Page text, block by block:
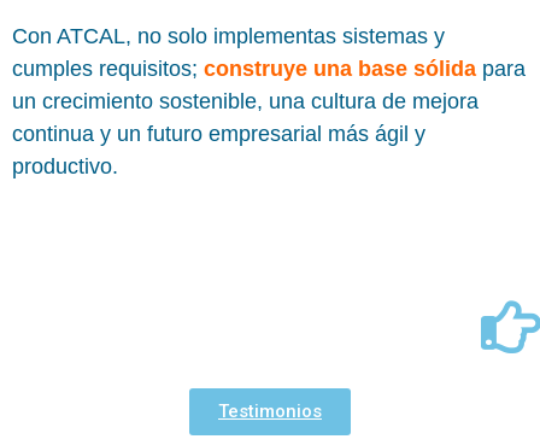
Con ATCAL, no solo implementas sistemas y
cumples requisitos; construye una base sólida para
un crecimiento sostenible, una cultura de mejora
continua y un futuro empresarial más ágil y
productivo.
Testimonios